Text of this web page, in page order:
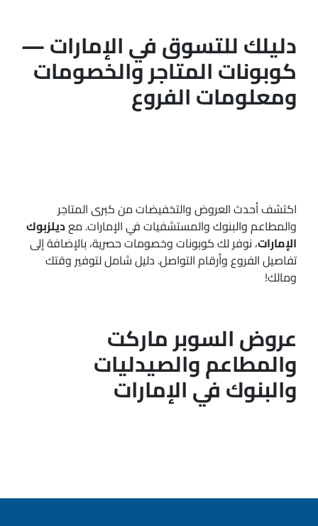
دليلك للتسوق في الإمارات —
كوبونات المتاجر والخصومات
ومعلومات الفروع
اكتشف أحدث العروض والتخفيضات من كبرى المتاجر
والمطاعم والبنوك والمستشفيات في الإمارات. معديلزبوك
الإمارات، نوفر لك كوبونات وخصومات حصرية، بالإضافة إلى
تفاصيل الفروع وأرقام التواصل. دليل شامل لتوفير وقتك
ومالك!
عروض السوبر ماركت
والمطاعم والصيدليات
والبنوك في الإمارات